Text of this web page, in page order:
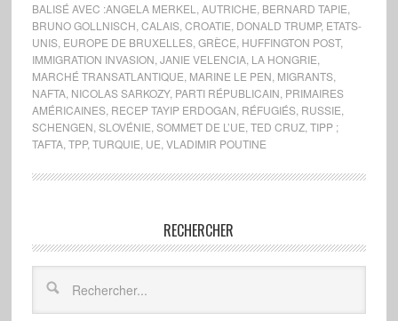
BALISÉ AVEC :ANGELA MERKEL AUTRICHE BERNARD TAPIE
BRUNO GOLLNISCH CALAIS, CROATIE DONALD TRUMP, ETATS-
UNIS, EUROPE DE BRUXELLES, GRÈCE HUFFINGTON POST,
IMMIGRATION INVASION JANIE VELENCIA, LA HONGRIE
MARCHÉ TRANSATLANTIQUE MARINE LE PEN MIGRANTS,
NAFTA, NICOLAS SARKOZY, PARTI RÉPUBLICAIN PRIMAIRES
AMÉRICAINES, RECEP TAYIP ERDOGAN RÉFUGIÉS, RUSSIE
SCHENGEN SLOVÉNIE SOMMET DE L’UE TED CRUZ, TIPP ;
TAFTA, TPP, TURQUIE UE VLADIMIR POUTINE
RECHERCHER